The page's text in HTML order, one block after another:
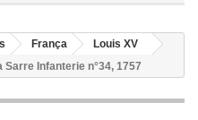
França
Louis XV
Sarre Infanterie n°34, 1757